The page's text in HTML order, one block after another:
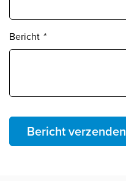
Bericht *
Bericht verzenden